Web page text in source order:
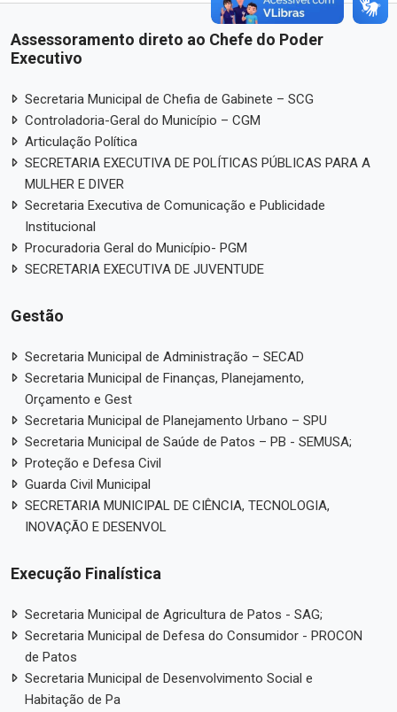
Assessoramento direto ao Chefe do Poder
Executivo
Secretaria Municipal de Chefia de Gabinete – SCG
Controladoria-Geral do Município – CGM
Articulação Política
SECRETARIA EXECUTIVA DE POLÍTICAS PÚBLICAS PARA A
MULHER E DIVER
Secretaria Executiva de Comunicação e Publicidade
Institucional
Procuradoria Geral do Município- PGM
SECRETARIA EXECUTIVA DE JUVENTUDE
Gestão
Secretaria Municipal de Administração – SECAD
Secretaria Municipal de Finanças, Planejamento,
Orçamento e Gest
Secretaria Municipal de Planejamento Urbano – SPU
Secretaria Municipal de Saúde de Patos – PB - SEMUSA;
Proteção e Defesa Civil
Guarda Civil Municipal
SECRETARIA MUNICIPAL DE CIÊNCIA, TECNOLOGIA,
INOVAÇÃO E DESENVOL
Execução Finalística
Secretaria Municipal de Agricultura de Patos - SAG;
Secretaria Municipal de Defesa do Consumidor - PROCON
de Patos
Secretaria Municipal de Desenvolvimento Social e
Habitação de Pa